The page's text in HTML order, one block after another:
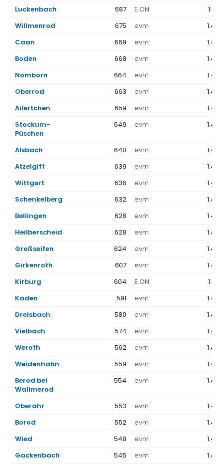
Luckenbach 687 E.ON
Willmenrod
675 evm
Caan
669 evm
Boden
668 evm
Nomborn
664 evm
Oberrod
663 evm
Ailertchen
659 evm
Stockum-
Püschen
649 evm
Alsbach 640 evm
Atzelgift
639 evm
Wittgert
636 evm
Schenkelberg
632 evm
Bellingen
628 evm
Heilberscheid
628 evm
Großseifen
624 evm
Girkenroth
607 evm
Kirburg
604 E.ON
Kaden
591 evm
Dreisbach
580 evm
Vielbach
574 evm
Weroth
562 evm
Weidenhahn
559 evm
Berod bei
Wallmerod
554 evm
Oberahr 553 evm
Borod
552 evm
Wied
548 evm
Gackenbach
545 evm